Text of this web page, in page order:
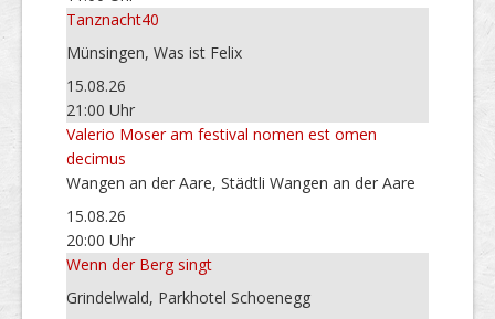
Tanznacht40
Münsingen, Was ist Felix
15.08.26
21:00 Uhr
Valerio Moser am festival nomen est omen
decimus
Wangen an der Aare, Städtli Wangen an der Aare
15.08.26
20:00 Uhr
Wenn der Berg singt
Grindelwald, Parkhotel Schoenegg